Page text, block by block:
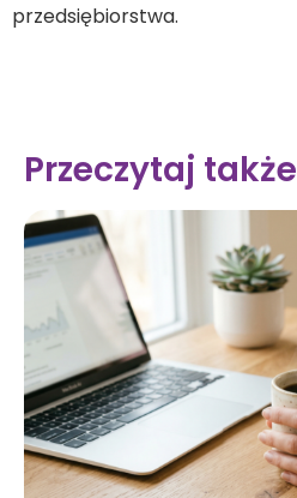
przedsiębiorstwa.
Przeczytaj także